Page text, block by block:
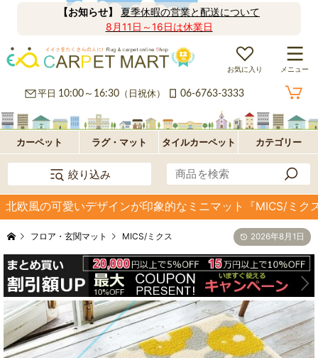
【お知らせ】
夏季休暇の営業と配送について
8月11日～16日は休業日
お気に入り メニュー
平日 10:00～16:30 （日祝休） 06-6763-3333
カーペット ラグ・マット タイルカーペット カテゴリー
ペ
ッ
ト・
絨
毯
グ
フ
ロ
ア・
玄
関
マ
ッ
パ
ネ
ル
型
オ
プ
シ
ョ
ン・
絞り込み
北欧風の可愛いデザインが印象的なミニマット『MICS/ミク
フロア・玄関マット MICS/ミクス 2026年8月1日